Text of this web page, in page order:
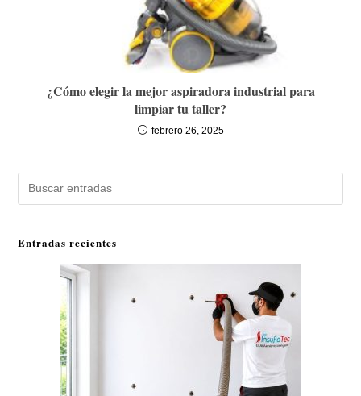
¿Cómo elegir la mejor aspiradora industrial para
limpiar tu taller?
febrero 26, 2025
Buscar
Entradas recientes